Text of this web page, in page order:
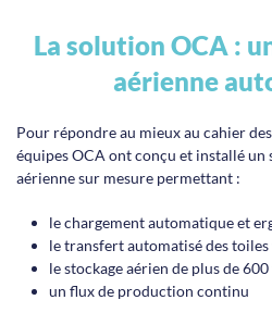
La solution OCA :
aérienne
Pour répondre au mieux au cahier
équipes OCA ont conçu et installé un
aérienne sur mesure permettant :
le chargement automatique et
le transfert automatisé des toiles
le stockage aérien de plus de
un flux de production continu